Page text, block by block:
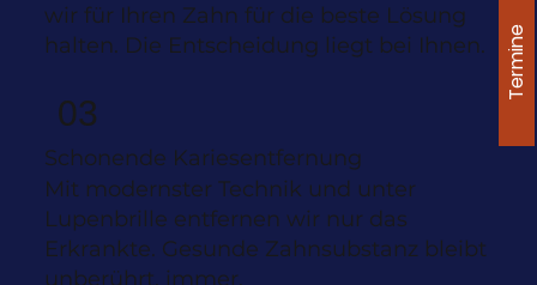
wir für Ihren Zahn für die beste Lösung
halten. Die Entscheidung liegt bei Ihnen.
03
Schonende Kariesentfernung
Mit modernster Technik und unter
Lupenbrille entfernen wir nur das
Erkrankte. Gesunde Zahnsubstanz bleibt
unberührt, immer.
Termine